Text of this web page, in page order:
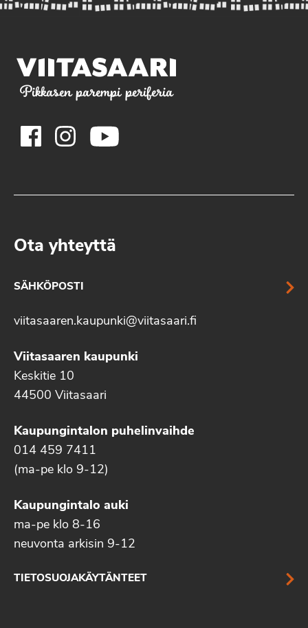
Pikkasen parempi periferia
Ota yhteyttä
SÄHKÖPOSTI
viitasaaren.kaupunki@viitasaari.fi
Viitasaaren kaupunki
Keskitie 10
44500 Viitasaari
Kaupungintalon puhelinvaihde
014 459 7411
(ma-pe klo 9-12)
Kaupungintalo auki
ma-pe klo 8-16
neuvonta arkisin 9-12
TIETOSUOJAKÄYTÄNTEET